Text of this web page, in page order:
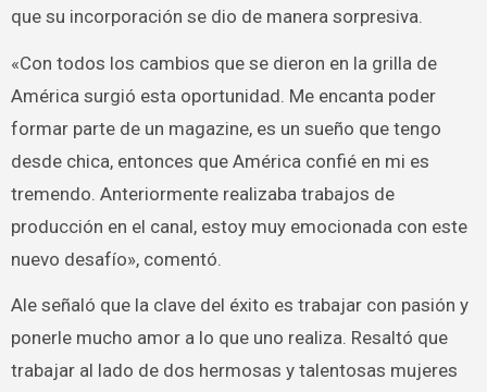
que su incorporación se dio de manera sorpresiva.
«Con todos los cambios que se dieron en la grilla de
América surgió esta oportunidad. Me encanta poder
formar parte de un magazine, es un sueño que tengo
desde chica, entonces que América confié en mi es
tremendo. Anteriormente realizaba trabajos de
producción en el canal, estoy muy emocionada con este
nuevo desafío», comentó.
Ale señaló que la clave del éxito es trabajar con pasión y
ponerle mucho amor a lo que uno realiza. Resaltó que
trabajar al lado de dos hermosas y talentosas mujeres